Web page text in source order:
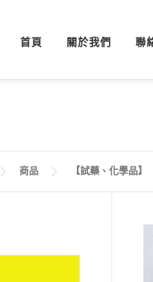
首頁 關於我們 聯
商品 【試藥、化學品】